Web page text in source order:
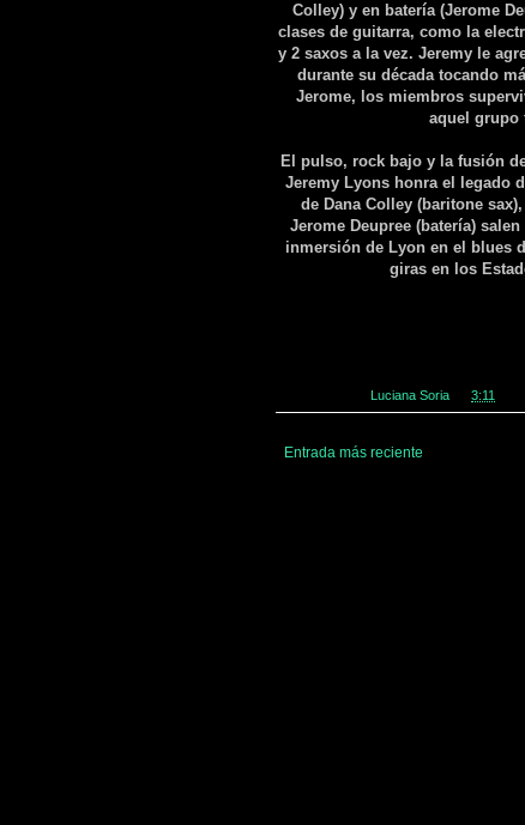
Colley) y en batería (Jerome
clases de guitarra, como la
y 2 saxos a la vez. Jeremy le
durante su década tocando
Jerome, los miembros
aquel grupo
El pulso, rock bajo y la fusión
Jeremy Lyons honra el legado
de Dana Colley (baritone
Jerome Deupree (batería)
inmersión de Lyon en el blues
giras en los
Luciana Soria 3:11
Entrada más reciente